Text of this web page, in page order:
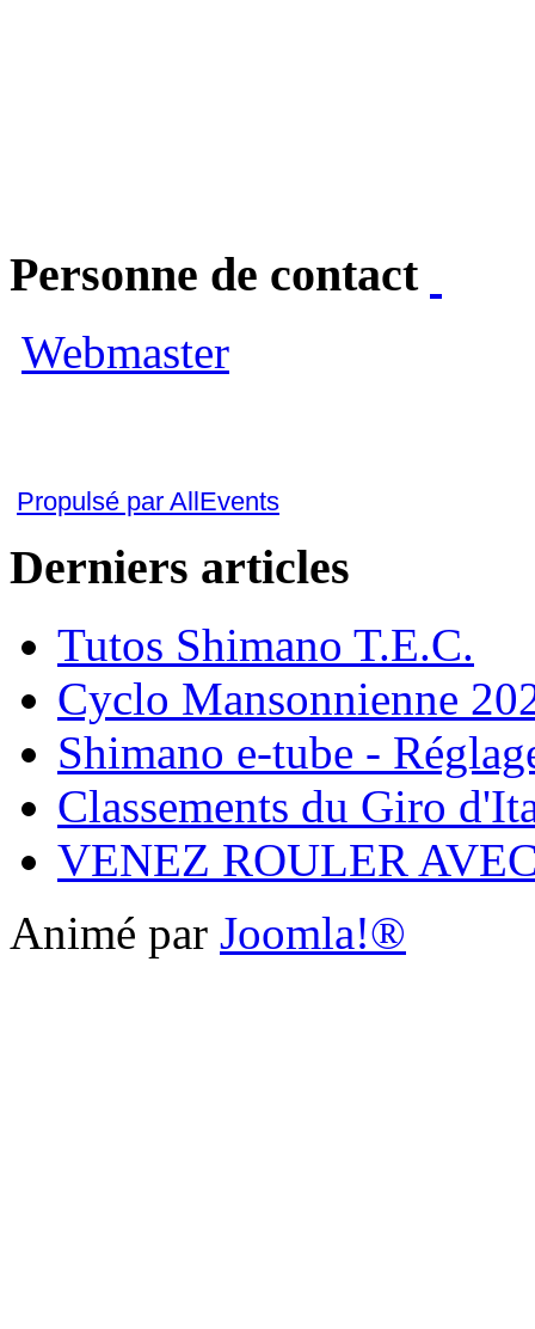
Personne de contact
Webmaster
Propulsé par AllEvents
Derniers articles
Tutos Shimano T.E.C.
Cyclo Mansonnienne
Shimano e-tube -
Classements du Giro
VENEZ ROULER
Animé par Joomla!®